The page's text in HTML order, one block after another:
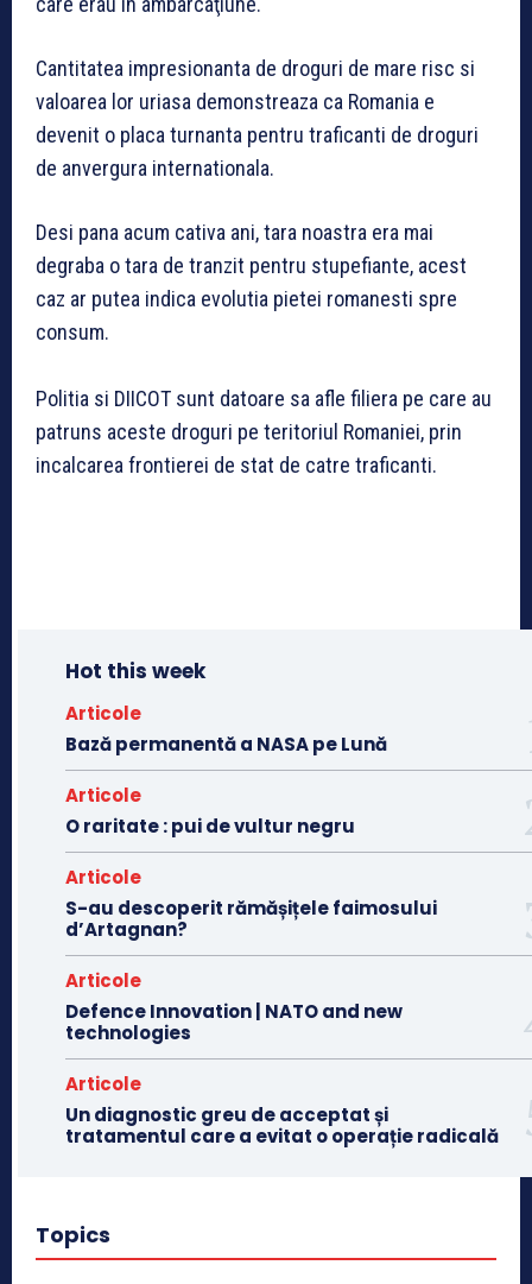
Cantitatea impresionanta de droguri de mare risc si
valoarea lor uriasa demonstreaza ca Romania e
devenit o placa turnanta pentru traficanti de droguri
de anvergura internationala.
Desi pana acum cativa ani, tara noastra era mai
degraba o tara de tranzit pentru stupefiante, acest
caz ar putea indica evolutia pietei romanesti spre
consum.
Politia si DIICOT sunt datoare sa afle filiera pe care au
patruns aceste droguri pe teritoriul Romaniei, prin
incalcarea frontierei de stat de catre traficanti.
Hot this week
Articole
Bază permanentă a NASA pe Lună
Articole
O raritate : pui de vultur negru
Articole
S-au descoperit rămășițele faimosului
d’Artagnan?
Articole
Defence Innovation | NATO and new
technologies
Articole
Un diagnostic greu de acceptat și
tratamentul care a evitat o operație radicală
Topics